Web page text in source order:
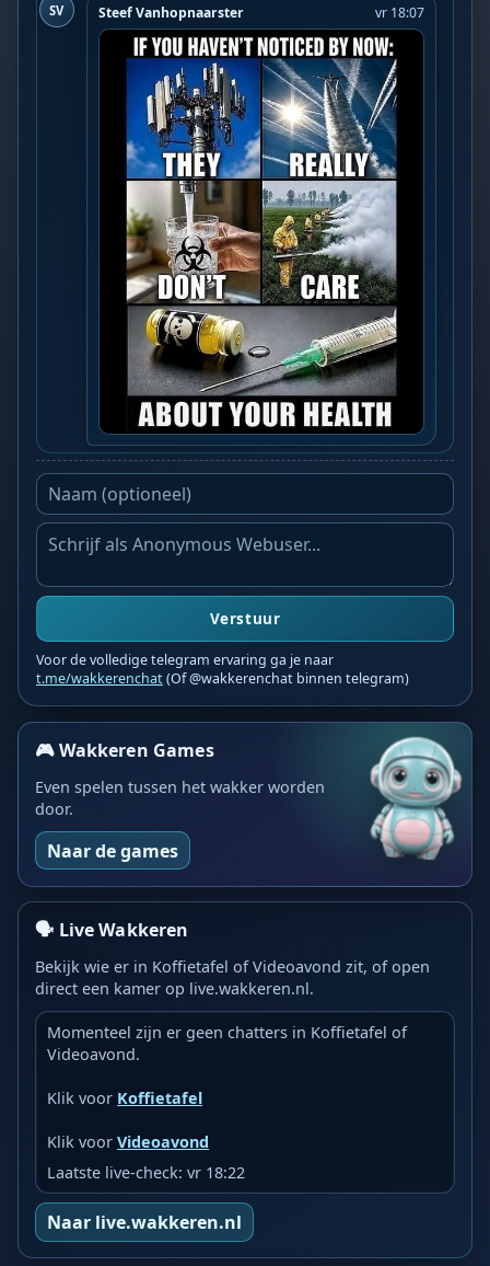
SV Steef Vanhopnaarster vr 18:07
Verstuur
Voor de volledige telegram ervaring ga je naar
t.me/wakkerenchat(Of @wakkerenchat binnen telegram)
🎮 Wakkeren Games
Even spelen tussen het wakker worden
door.
Naar de games
🗣️ Live Wakkeren
Bekijk wie er in Koffietafel of Videoavond zit, of open
direct een kamer op live.wakkeren.nl.
Momenteel zijn er geen chatters in Koffietafel of
Videoavond.
Klik voor Koffietafel
Klik voorVideoavond
Laatste live-check: vr 18:22
Naar live.wakkeren.nl